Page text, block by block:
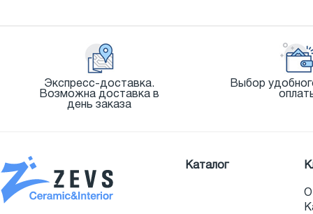
Экспресс-доставка.
Возможна доставка в
день заказа
Выбор
Каталог
О